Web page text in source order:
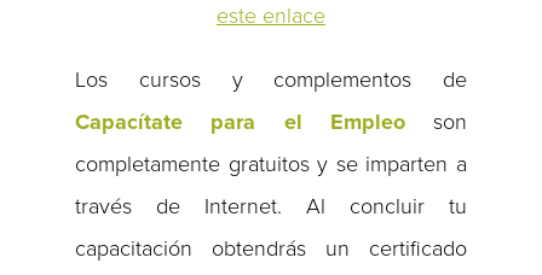
este enlace
Los cursos y complementos de
Capacítate para el Empleoson
completamente gratuitos y se imparten a
través de Internet. Al concluir tu
capacitación obtendrás un certificado